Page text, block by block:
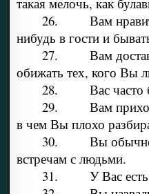
26. Вам
нибудь в гости и
27. Вам
обижать тех, кого Вы
28. Вас часто
29. Вам
в чем Вы плохо
30. Вы обычно
встречам с людьми.
31. У Вас есть